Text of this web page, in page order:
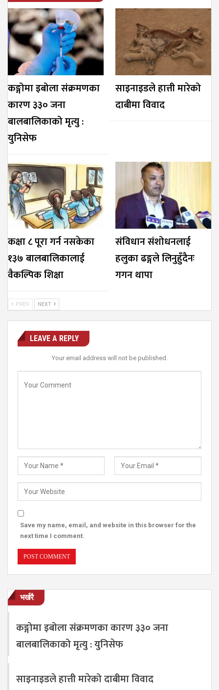
कङ्गोमा इबोला संक्रमणका
कारण ३३० जना
बालबालिकाको मृत्यु :
युनिसेफ
साइनाइडले हात्ती मारेको
दाबीमा विवाद
कक्षा ८ पूरा गर्न नसकेका
१३७ बालबालिकालाई
वैकल्पिक शिक्षा
संविधान संशोधनलाई
हलुका ढङ्गले लिनुहुँदैनः
गगन थापा
PREV NEXT
LEAVE A REPLY
Your email address will not be published.
Save my name, email, and website in this browser for the
next time I comment.
भर्खरै
कङ्गोमा इबोला संक्रमणका कारण ३३० जना
बालबालिकाको मृत्यु : युनिसेफ
साइनाइडले हात्ती मारेको दाबीमा विवाद